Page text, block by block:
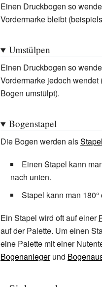
Einen Druckbogen so
Vordermarke bleibt
Umstülpen
Einen Druckbogen so
Vordermarke jedoch
Bogen umstülpt).
Bogenstapel
Die Bogen werden alsStapel
Einen Stapel kann
nach unten.
Stapel kann man
Ein Stapel wird oft auf einer
auf der Palette. Um einen
eine Palette mit einer
Bogenanlegerund